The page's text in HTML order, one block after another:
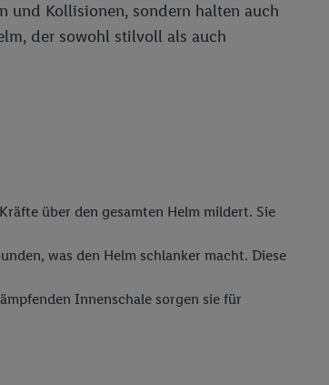
und Kollisionen, sondern halten auch
der sowohl stilvoll als auch
über den gesamten Helm mildert. Sie
was den Helm schlanker macht. Diese
Innenschale sorgen sie für